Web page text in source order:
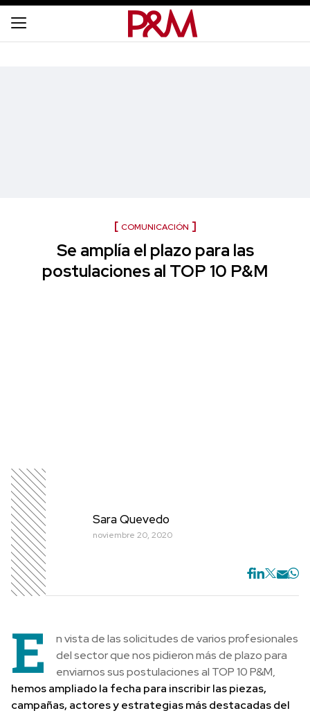
COMUNICACIÓN
Se amplía el plazo para las
postulaciones al TOP 10 P&M
Sara Quevedo
noviembre 20, 2020
E
n vista de las solicitudes de varios profesionales
del sector que nos pidieron más de plazo para
enviarnos sus postulaciones al TOP 10 P&M,
hemos ampliado la fecha para inscribir las piezas,
campañas, actores y estrategias más destacadas del